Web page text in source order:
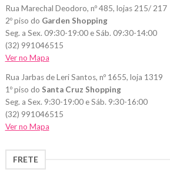
Rua Marechal Deodoro, nº 485, lojas 215/ 217
2º piso do Garden Shopping
Seg. a Sex. 09:30-19:00 e Sáb. 09:30-14:00
(32) 991046515
Ver no Mapa
Rua Jarbas de Leri Santos, nº 1655, loja 1319
1º piso do Santa Cruz Shopping
Seg. a Sex. 9:30-19:00 e Sáb. 9:30-16:00
(32) 991046515
Ver no Mapa
FRETE